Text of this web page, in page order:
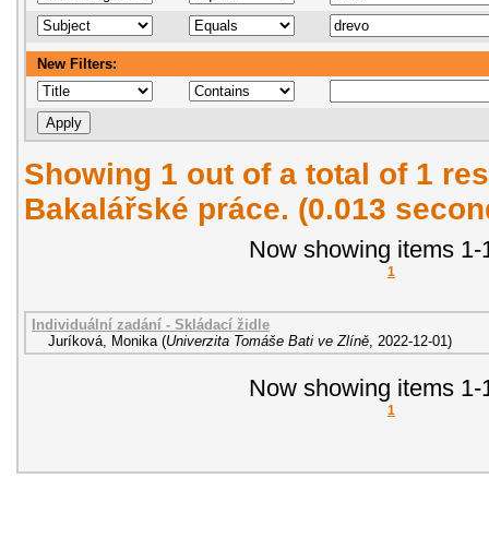
New Filters:
Showing 1 out of a total of 1
Bakalářské práce. (0.013
Now showing items 1-
1
Individuální zadání - Skládací židle
Juríková, Monika (Univerzita Tomáše Bati ve Zlíně, 2022-12-01)
Now showing items 1-
1